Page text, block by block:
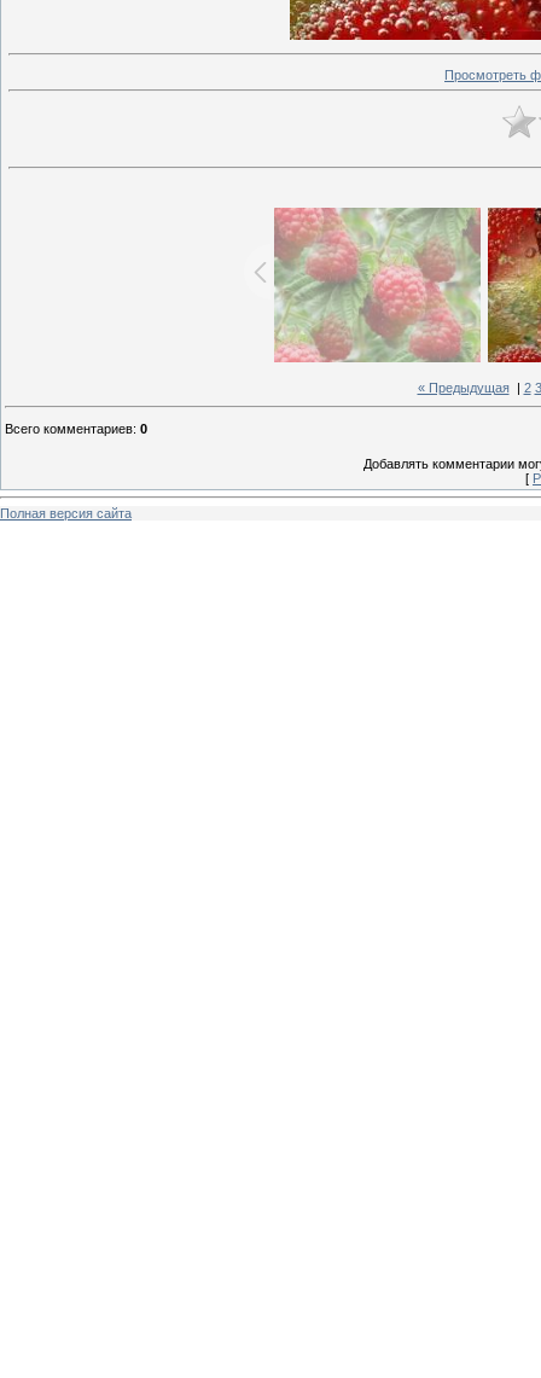
Просмотреть
« Предыдущая| 2 3
Всего комментариев: 0
Добавлять комментарии
[
Полная версия сайта